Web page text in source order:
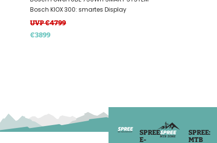
Bosch KIOX 300: smartes Display
UVP €4799
€3899
SPREE:
E-
SPREE:
MTB